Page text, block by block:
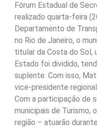
Fórum Estadual de
realizado quarta-feira
Departamento de
no Rio de Janeiro, o
titular da Costa do Sol,
Estado foi dividido,
suplente. Com isso,
vice-presidente
Com a participação de
municipais de Turismo,
região – atuarão